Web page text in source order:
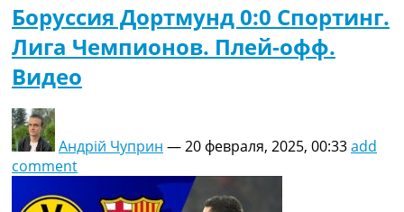
Боруссия Дортмунд 0:0 Спортинг.
Лига Чемпионов. Плей-офф.
Видео
Андрій Чуприн —20 февраля, 2025, 00:33add
comment